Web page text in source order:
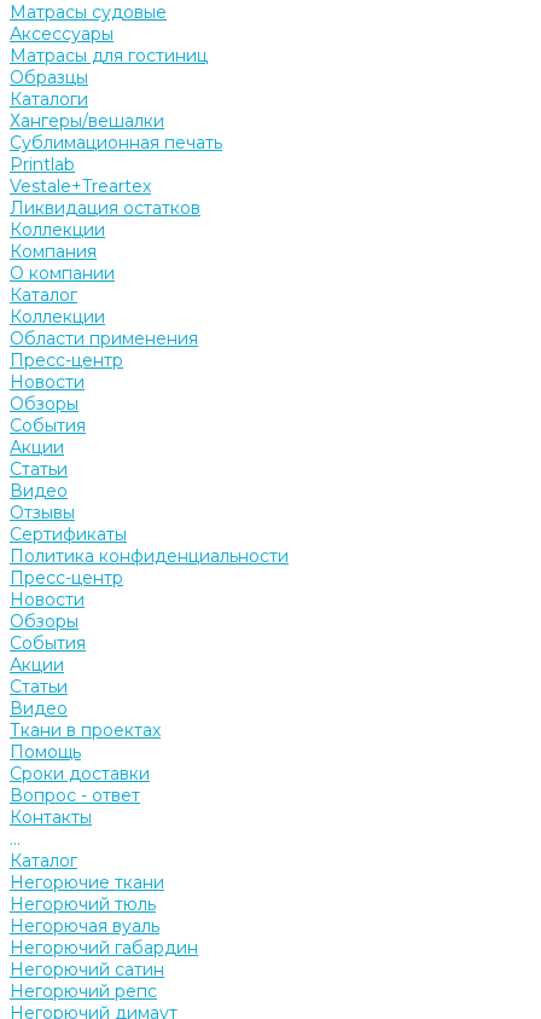
Матрасы судовые
Аксессуары
Матрасы для гостиниц
Образцы
Каталоги
Хангеры/вешалки
Сублимационная печать
Printlab
Vestale+Treartex
Ликвидация остатков
Коллекции
Компания
О компании
Каталог
Коллекции
Области применения
Пресс-центр
Новости
Обзоры
События
Акции
Статьи
Видео
Отзывы
Сертификаты
Политика конфиденциальности
Пресс-центр
Новости
Обзоры
События
Акции
Статьи
Видео
Ткани в проектах
Помощь
Сроки доставки
Вопрос - ответ
Контакты
...
Каталог
Негорючие ткани
Негорючий тюль
Негорючая вуаль
Негорючий габардин
Негорючий сатин
Негорючий репс
Негорючий димаут